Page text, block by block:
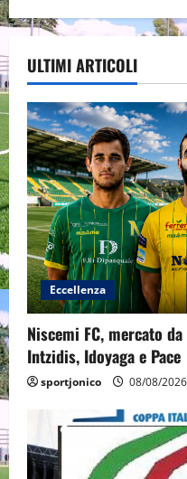
ULTIMI ARTICOLI
Eccellenza
Niscemi FC, mercato
Intzidis, Idoyaga e Pace
sportjonico 08/08/2026